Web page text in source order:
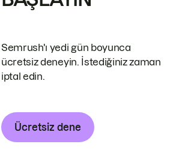
Semrush'ı yedi gün boyunca
ücretsiz deneyin. İstediğiniz zaman
iptal edin.
Ücretsiz dene